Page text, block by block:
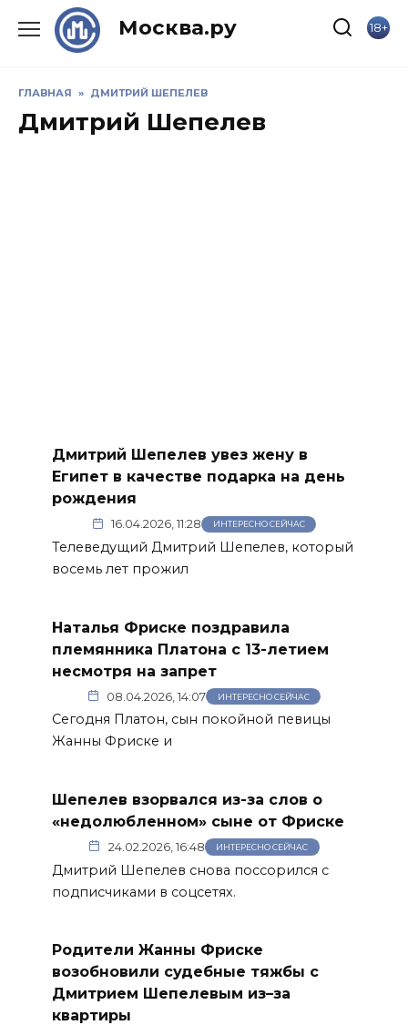
Москва.ру 18+
ГЛАВНАЯ » ДМИТРИЙ ШЕПЕЛЕВ
Дмитрий Шепелев
Дмитрий Шепелев увез жену в
Египет в качестве подарка на день
рождения
16.04.2026, 11:28 ИНТЕРЕСНО СЕЙЧАС
Телеведущий Дмитрий Шепелев, который
восемь лет прожил
Наталья Фриске поздравила
племянника Платона с 13-летием
несмотря на запрет
08.04.2026, 14:07 ИНТЕРЕСНО СЕЙЧАС
Сегодня Платон, сын покойной певицы
Жанны Фриске и
Шепелев взорвался из-за слов о
«недолюбленном» сыне от Фриске
24.02.2026, 16:48 ИНТЕРЕСНО СЕЙЧАС
Дмитрий Шепелев снова поссорился с
подписчиками в соцсетях.
Родители Жанны Фриске
возобновили судебные тяжбы с
Дмитрием Шепелевым из–за
квартиры